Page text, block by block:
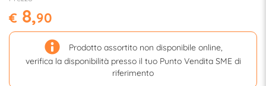
€ 8,90
Prodotto assortito non disponibile online,
verifica la disponibilità presso il tuo Punto Vendita SME di
riferimento